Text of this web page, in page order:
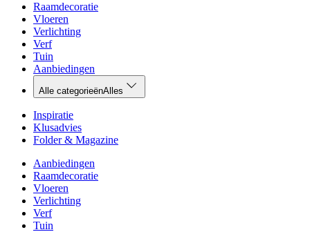
Raamdecoratie
Vloeren
Verlichting
Verf
Tuin
Aanbiedingen
Alle categorieënAlles
Inspiratie
Klusadvies
Folder & Magazine
Aanbiedingen
Raamdecoratie
Vloeren
Verlichting
Verf
Tuin